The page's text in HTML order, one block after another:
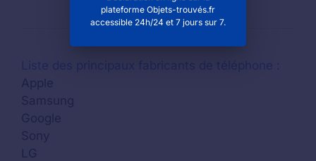
Apple
Samsung
Google
Sony
LG
plateforme Objets-trouvés.fr
accessible 24h/24 et 7 jours sur 7.